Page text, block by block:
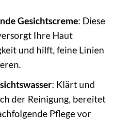
Gesichtscreme: Diese
Ihre Haut
und hilft, feine Linien
: Klärt und
der Reinigung, bereitet
Pflege vor